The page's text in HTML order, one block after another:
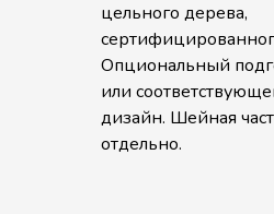
цельного дерева,
Опциональный
или
дизайн. Шейная
отдельно.